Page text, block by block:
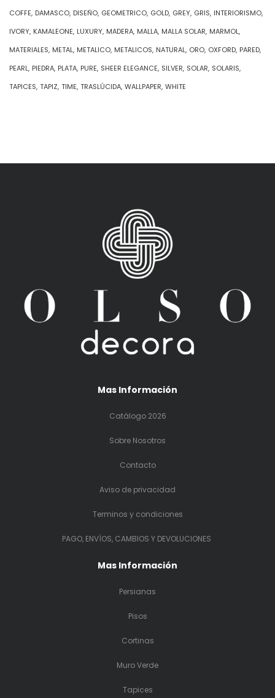
COFFE DAMASCO DISEÑO GEOMETRICO GOLD GREY GRIS INTERIORISMO
IVORY KAMALEONE LUXURY MADERA MALLA MALLA SOLAR MARMOL
MATERIALES METAL METALICO METALICOS NATURAL ORO OXFORD PARED
PEARL PIEDRA PLATA PURE SHEER ELEGANCE SILVER SOLAR SOLARIS
TAPICES TAPIZ TIME TRASLÚCIDA WALLPAPER WHITE
Mas Información
Catálogo 2026
Sobre Nosotros
Contacto
Aviso de privacidad
Terminos y condiciones
PAGO, ENVÍOS, CAMBIOS Y DEVOLUCIONES
Mas Información
Persianas
Pisos
Cortinas
Muro Verde
Tapices